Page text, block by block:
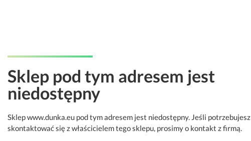
Sklep pod tym adresem jest
niedostępny
Sklep www.dunka.eu pod tym adresem jest niedostępny. Jeśli potrzebujesz
skontaktować się z właścicielem tego sklepu, prosimy o kontakt z firmą.